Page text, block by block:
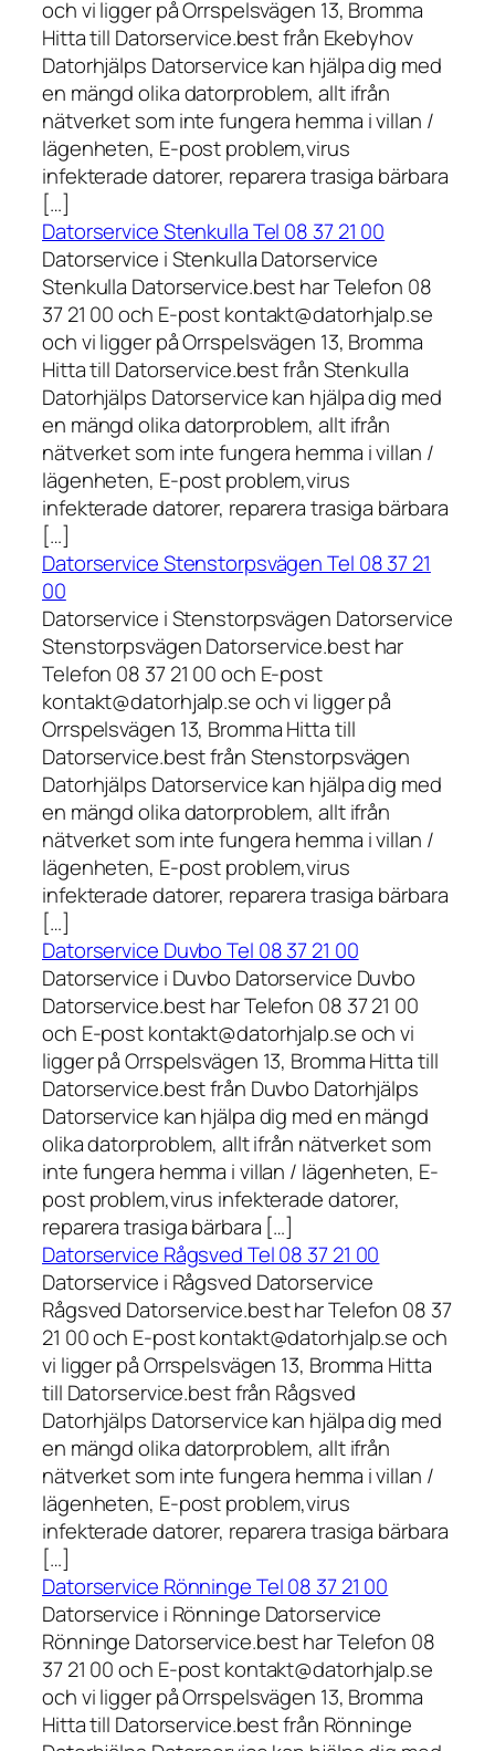
och vi ligger på Orrspelsvägen 13, Bromma
Hitta till Datorservice.best från Ekebyhov
Datorhjälps Datorservice kan hjälpa dig med
en mängd olika datorproblem, allt ifrån
nätverket som inte fungera hemma i villan /
lägenheten, E-post problem,virus
infekterade datorer, reparera trasiga bärbara
[…]
Datorservice Stenkulla Tel 08 37 21 00
Datorservice i Stenkulla Datorservice
Stenkulla Datorservice.best har Telefon 08
37 21 00 och E-post kontakt@datorhjalp.se
och vi ligger på Orrspelsvägen 13, Bromma
Hitta till Datorservice.best från Stenkulla
Datorhjälps Datorservice kan hjälpa dig med
en mängd olika datorproblem, allt ifrån
nätverket som inte fungera hemma i villan /
lägenheten, E-post problem,virus
infekterade datorer, reparera trasiga bärbara
[…]
Datorservice Stenstorpsvägen Tel 08 37 21
00
Datorservice i Stenstorpsvägen Datorservice
Stenstorpsvägen Datorservice.best har
Telefon 08 37 21 00 och E-post
kontakt@datorhjalp.se och vi ligger på
Orrspelsvägen 13, Bromma Hitta till
Datorservice.best från Stenstorpsvägen
Datorhjälps Datorservice kan hjälpa dig med
en mängd olika datorproblem, allt ifrån
nätverket som inte fungera hemma i villan /
lägenheten, E-post problem,virus
infekterade datorer, reparera trasiga bärbara
[…]
Datorservice Duvbo Tel 08 37 21 00
Datorservice i Duvbo Datorservice Duvbo
Datorservice.best har Telefon 08 37 21 00
och E-post kontakt@datorhjalp.se och vi
ligger på Orrspelsvägen 13, Bromma Hitta till
Datorservice.best från Duvbo Datorhjälps
Datorservice kan hjälpa dig med en mängd
olika datorproblem, allt ifrån nätverket som
inte fungera hemma i villan / lägenheten, E-
post problem,virus infekterade datorer,
reparera trasiga bärbara […]
Datorservice Rågsved Tel 08 37 21 00
Datorservice i Rågsved Datorservice
Rågsved Datorservice.best har Telefon 08 37
21 00 och E-post kontakt@datorhjalp.se och
vi ligger på Orrspelsvägen 13, Bromma Hitta
till Datorservice.best från Rågsved
Datorhjälps Datorservice kan hjälpa dig med
en mängd olika datorproblem, allt ifrån
nätverket som inte fungera hemma i villan /
lägenheten, E-post problem,virus
infekterade datorer, reparera trasiga bärbara
[…]
Datorservice Rönninge Tel 08 37 21 00
Datorservice i Rönninge Datorservice
Rönninge Datorservice.best har Telefon 08
37 21 00 och E-post kontakt@datorhjalp.se
och vi ligger på Orrspelsvägen 13, Bromma
Hitta till Datorservice.best från Rönninge